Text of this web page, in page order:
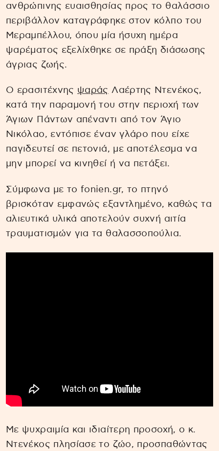
ανθρώπινης ευαισθησίας προς το θαλάσσιο
περιβάλλον καταγράφηκε στον κόλπο του
Μεραμπέλλου, όπου μία ήσυχη ημέρα
ψαρέματος εξελίχθηκε σε πράξη διάσωσης
άγριας ζωής.
Ο ερασιτέχνης ψαράς Λαέρτης Ντενέκος,
κατά την παραμονή του στην περιοχή των
Άγιων Πάντων απέναντι από τον Άγιο
Νικόλαο, εντόπισε έναν γλάρο που είχε
παγιδευτεί σε πετονιά, με αποτέλεσμα να
μην μπορεί να κινηθεί ή να πετάξει.
Σύμφωνα με το fonien.gr, το πτηνό
βρισκόταν εμφανώς εξαντλημένο, καθώς τα
αλιευτικά υλικά αποτελούν συχνή αιτία
τραυματισμών για τα θαλασσοπούλια.
Με ψυχραιμία και ιδιαίτερη προσοχή, ο κ.
Ντενέκος πλησίασε το ζώο, προσπαθώντας